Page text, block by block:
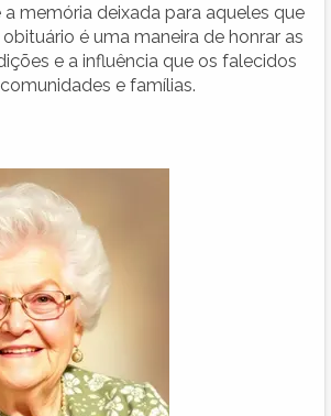
memória deixada para aqueles que
é uma maneira de honrar as
e a influência que os falecidos
e famílias.